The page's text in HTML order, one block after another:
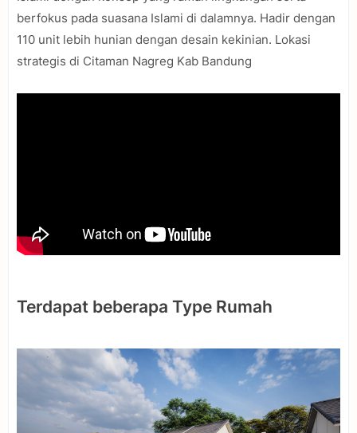
berfokus pada suasana Islami di dalamnya. Hadir dengan
110 unit lebih hunian dengan desain kekinian. Lokasi
strategis di Citaman Nagreg Kab Bandung
Terdapat beberapa Type Rumah